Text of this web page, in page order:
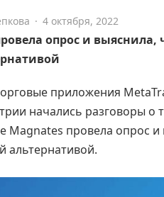
· 4 октября, 2022
опрос и
приложения
начались разговоры о
Magnates провела опрос
альтернативой.